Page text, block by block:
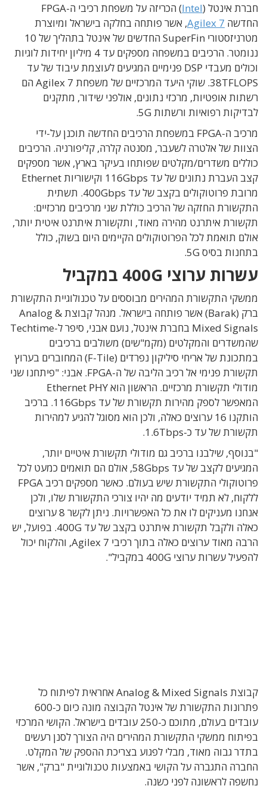
חברת אינטל (Intel
) הכריזה על משפחת רכיבי ה-FPGA
החדשה Agilex 7, אשר פותחה בחלקה בישראל ומיוצרת
מטרניזסטורי SuperFin החדשים של אינטל בתהליך של 10
ננומטר. הרכיבים במשפחה מספקים עד 4 מיליון יחידות לוגיות
וכולים מעבדי DSP פנימיים המגיעים לעוצמת עיבוד של עד
38TFLOPS. שוקי היעד המרכזיים של משפחת Agilex 7 הם
רשתות אופטיות, מרכזי נתונים, אולפני שידור, מתקנים
לבדיקות רפואיות ורשתות 5G.
מרכיב ה-FPGA במשפחת הרכיבים החדשה תוכנן על-ידי
הצוות של אלטרה לשעבר, מסנטה קלרה, קליפורניה. הרכיבים
כוללים משדרים/מקלטים שפותחו בעיקר בארץ, אשר מספקים
קצב העברת נתונים של עד 116Gbps וקישוריות Ethernet
מרובת פרוטוקולים בקצב של עד 400Gbps. תשתית
התקשורת החזקה של הרכיב כוללת שני מרכיבים מרכזיים:
תקשורת איתרנט מהירה מאוד, ותקשורת איתרנט איטית יותר,
אולם תואמת לכל הפרוטוקולים הקיימים היום בשוק, כולל
בתחנות בסיס 5G.
עשרות ערוצי 400G במקביל
ממשקי התקשורת המהירים מבוססים על טכנולוגיית התקשורת
ברק (Barak) אשר פותחה בישראל. מנהל קבוצת Analog &
Mixed Signals בחברת אינטל, נועם אבני, סיפר ל-Techtime
שהמשדרים והמקלטים (מקמ"שים) משולבים ברכיבים
במתכונת של אריחי סיליקון נפרדים (F-Tile) המחוברים בערוץ
תקשורת פנימי אל רכיב הליבה של ה-FPGA. אבני: "פיתחנו שני
מודולי תקשורת מרכזיים. הראשון הוא Ethernet PHY
המאפשר לספק מהירות תקשורת של עד 116Gbps. ברכיב
הותקנו 16 ערוצים כאלה, ולכן הוא מסוגל להגיע למהירות
תקשורת של עד כ-1.6Tbps.
"בנוסף, שילבנו ברכיב גם מודולי תקשורת איטיים יותר,
המגיעים לקצב של עד 58Gbps, אולם הם תואמים כמעט לכל
פרוטוקולי התקשורת שיש בעולם. כאשר מספקים רכיב FPGA
ללקוח, לא תמיד יודעים מה יהיו צורכי התקשורת שלו, ולכן
אנחנו מעניקים לו את כל האפשרויות. ניתן לקשר 8 ערוצים
כאלה ולקבל תקשורת איתרנט בקצב של עד 400G. בפועל, יש
הרבה מאוד ערוצים כאלה בתוך רכיבי Agilex 7, והלקוח יכול
להפעיל עשרות ערוצי 400G במקביל".
קבוצת Analog & Mixed Signals אחראית לפיתוח כל
פתרונות התקשורת של אינטל הקבוצה מונה כיום כ-600
עובדים בעולם, מתוכם כ-250 עובדים בישראל. הקושי המרכזי
בפיתוח ממשקי התקשורת המהירים היה הצורך לסנן רעשים
בתדר גבוה מאוד, מבלי לפגוע בצריכת ההספק של המקלט.
החברה התגברה על הקושי באמצעות טכנולוגיית "ברק", אשר
נחשפה לראשונה לפני כשנה.